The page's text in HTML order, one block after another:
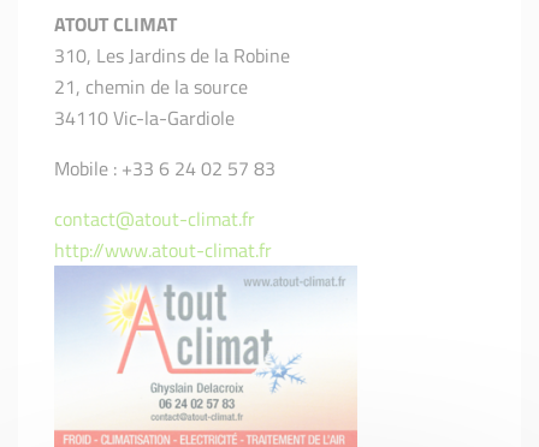
ATOUT CLIMAT
310, Les Jardins de la Robine
21, chemin de la source
34110 Vic-la-Gardiole
Mobile : +33 6 24 02 57 83
contact@atout-climat.fr
http://www.atout-climat.fr